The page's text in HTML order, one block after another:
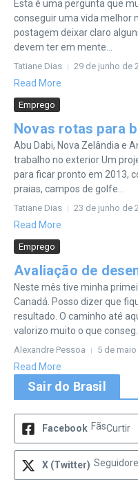
Esta é uma pergunta que
conseguir uma vida melhor
postagem deixar claro
devem ter em mente...
Tatiane Dias 29 de junho de
Read More
Emprego
Novas rotas para
Abu Dabi, Nova Zelândia e
trabalho no exterior Um
para ficar pronto em 2013,
praias, campos de golfe...
Tatiane Dias 23 de junho de
Read More
Emprego
Avaliação de
Neste mês tive minha
Canadá. Posso dizer que
resultado. O caminho até
valorizo muito o que conseg...
Alexandre Pessoa 5 de
Read More
Sair do Brasil
Facebook FãsCurtir
X (Twitter)